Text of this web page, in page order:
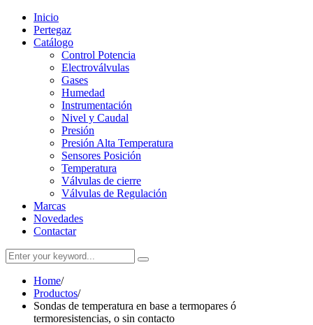
Inicio
Pertegaz
Catálogo
Control Potencia
Electroválvulas
Gases
Humedad
Instrumentación
Nivel y Caudal
Presión
Presión Alta Temperatura
Sensores Posición
Temperatura
Válvulas de cierre
Válvulas de Regulación
Marcas
Novedades
Contactar
Home/
Productos/
Sondas de temperatura en base a termopares ó
termoresistencias, o sin contacto